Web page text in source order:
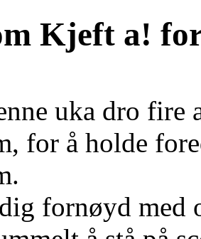
Kjeft a!
uka dro
for å holde
fornøyd med